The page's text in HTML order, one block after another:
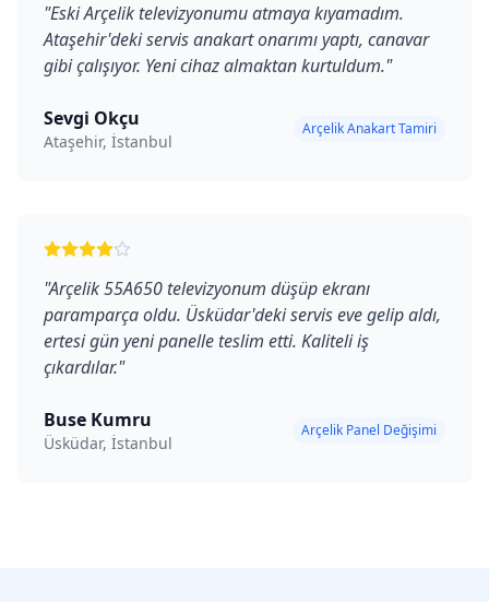
"Eski Arçelik televizyonumu atmaya kıyamadım.
Ataşehir'deki servis anakart onarımı yaptı, canavar
gibi çalışıyor. Yeni cihaz almaktan kurtuldum."
Sevgi Okçu
Ataşehir, İstanbul
Arçelik Anakart Tamiri
"Arçelik 55A650 televizyonum düşüp ekranı
paramparça oldu. Üsküdar'deki servis eve gelip aldı,
ertesi gün yeni panelle teslim etti. Kaliteli iş
çıkardılar."
Buse Kumru
Üsküdar, İstanbul
Arçelik Panel Değişimi